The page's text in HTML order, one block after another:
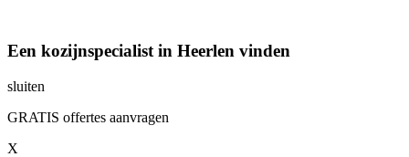
Een kozijnspecialist in Heerlen vinden
sluiten
GRATIS offertes aanvragen
X